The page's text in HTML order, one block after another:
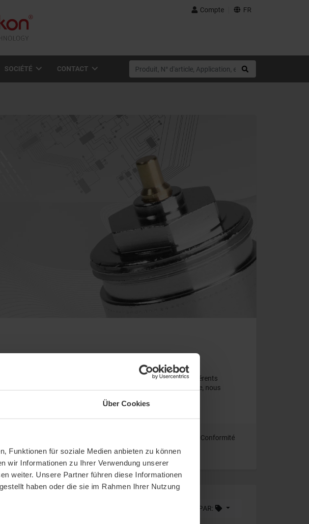
Über Cookies
Funktionen für soziale Medien anbieten zu können
wir Informationen zu Ihrer Verwendung unserer
weiter. Unsere Partner führen diese Informationen
haben oder die sie im Rahmen Ihrer Nutzung
Compte FR
SOCIÉTÉ CONTACT
pour adapter les produits SAB+ et SAB05 à des robinets de différents
l'actionneur de soupape sans fil SAB contre le démontage, nous
Conformité
Texte pour cahier des charges
TRIER PAR: